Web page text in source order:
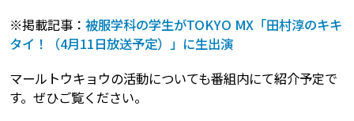
※掲載記事： 被服学科の学生がTOKYO MX「田村淳のキキ
タイ！（4月11日放送予定）」に生出演
マールトウキョウの活動についても番組内にて紹介予定で
す。ぜひご覧ください。